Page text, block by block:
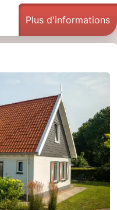
Plus d'informations